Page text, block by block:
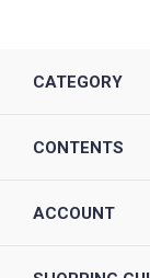
CATEGORY
CONTENTS
ACCOUNT